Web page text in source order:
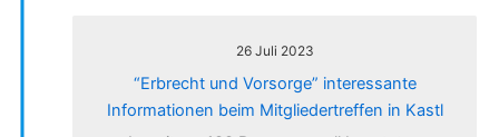
26 Juli 2023
“Erbrecht und Vorsorge” interessante
Informationen beim Mitgliedertreffen in Kastl